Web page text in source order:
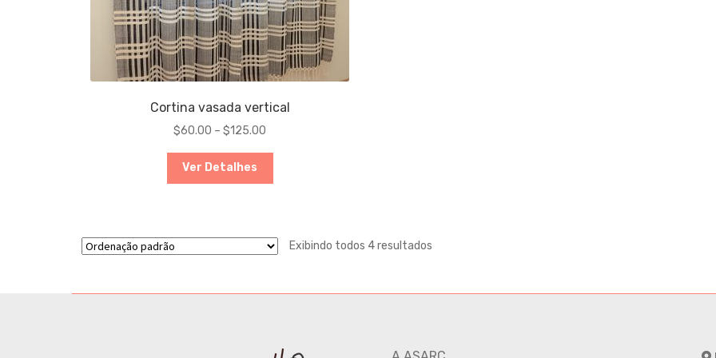
Cortina vasada vertical
$60.00 –$125.00
Ver Detalhes
Exibindo todos 4 resultados